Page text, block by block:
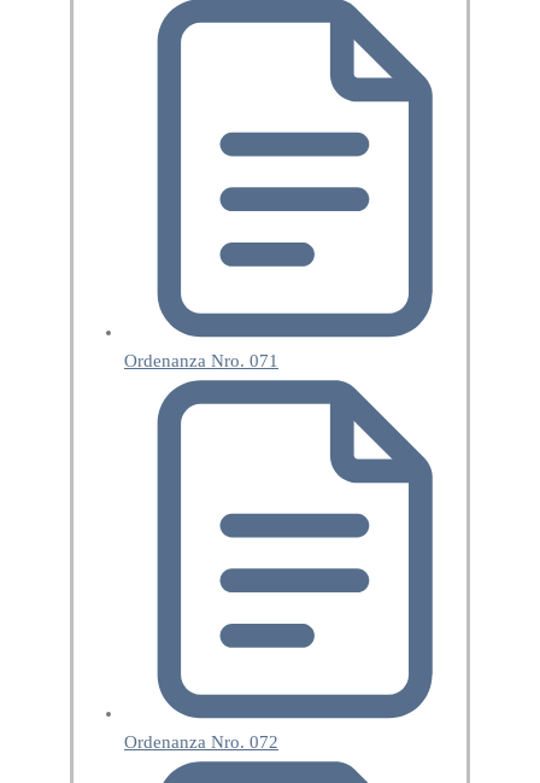
Ordenanza Nro. 071
Ordenanza Nro. 072